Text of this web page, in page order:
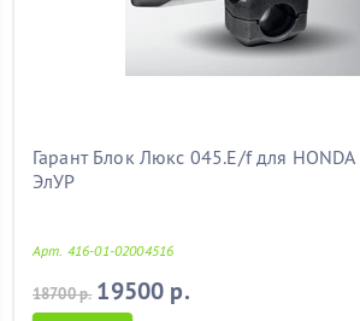
Гарант Блок Люкс 045.E/f для
ЭлУР
Арт. 416-01-02004516
18700 р. 19500 р.